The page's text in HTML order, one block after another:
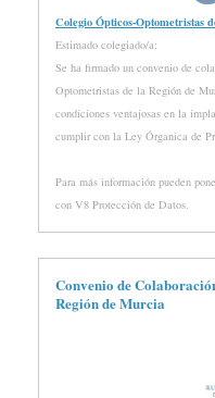
Colegio Ópticos-Optometristas
Estimado colegiado/a:
Se ha firmado un convenio de
Optometristas de la Región de
condiciones ventajosas en la
cumplir con la Ley Órganica de
Para más información pueden
con V8 Protección de Datos.
Convenio de
Región de Murcia